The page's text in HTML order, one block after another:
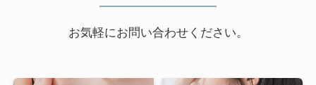
お気軽にお問い合わせください。